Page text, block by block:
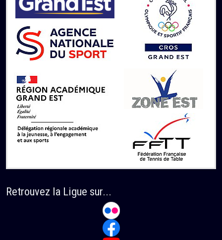
Retrouvez la Ligue sur...